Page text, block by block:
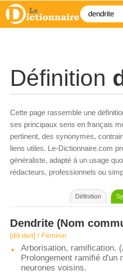
Définition
Cette page rassemble une
ses principaux sens en français
pertinent, des synonymes,
liens utiles. Le-Dictionnaire.com
généraliste, adapté à un usage
rédacteurs, professionnels ou
Définition
Dendrite (Nom
[dɑ̃.dʁit] / Féminin
Arborisation, ramification.
Prolongement ramifié d'un
neurones voisins.